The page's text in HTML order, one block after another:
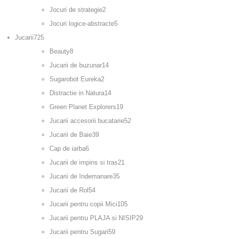
Jocuri de strategie2
Jocuri logice-abstracte5
Jucarii725
Beauty8
Jucarii de buzunar14
Sugarobot Eureka2
Distractie in Natura14
Green Planet Explorers19
Jucarii accesorii bucatarie52
Jucarii de Baie39
Cap de iarba6
Jucarii de impins si tras21
Jucarii de Indemanare35
Jucarii de Rol 54
Jucarii pentru copii Mici105
Jucarii pentru PLAJA si NISIP29
Jucarii pentru Sugari59